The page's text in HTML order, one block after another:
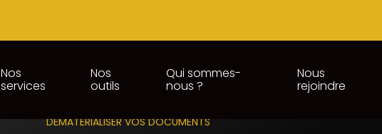
Nos
services
Nos
outils
Qui sommes-
nous ?
Nous
rejoindre
DÉMATÉRIALISER VOS DOCUMENTS